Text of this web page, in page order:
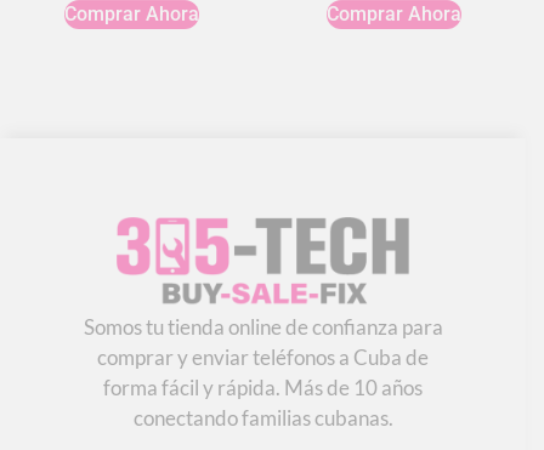
Comprar Ahora Comprar Ahora
Somos tu tienda online de confianza para
comprar y enviar teléfonos a Cuba de
forma fácil y rápida. Más de 10 años
conectando familias cubanas.